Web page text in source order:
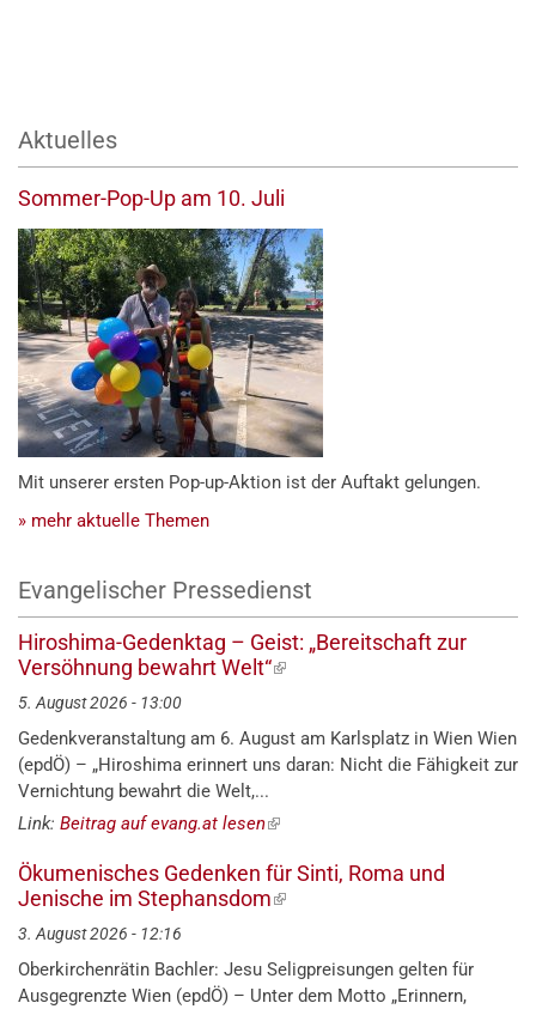
Aktuelles
Sommer-Pop-Up am 10. Juli
Mit unserer ersten Pop-up-Aktion ist der Auftakt gelungen.
» mehr aktuelle Themen
Evangelischer Pressedienst
Hiroshima-Gedenktag – Geist: „Bereitschaft zur
Versöhnung bewahrt Welt“(externer
5. August 2026 - 13:00
Gedenkveranstaltung am 6. August am Karlsplatz in Wien Wien
(epdÖ) – „Hiroshima erinnert uns daran: Nicht die Fähigkeit zur
Vernichtung bewahrt die Welt,...
Link: Beitrag auf evang.at lesen(externer
Ökumenisches Gedenken für Sinti, Roma und
Jenische im Stephansdom(externer
3. August 2026 - 12:16
Oberkirchenrätin Bachler: Jesu Seligpreisungen gelten für
Ausgegrenzte Wien (epdÖ) – Unter dem Motto „Erinnern,